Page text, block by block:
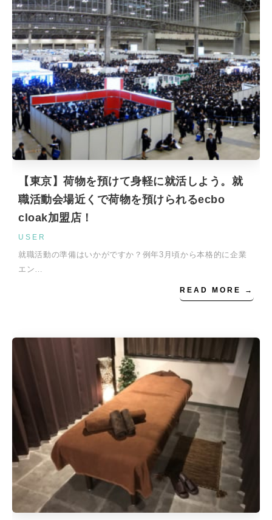
【東京】荷物を預けて身軽に就活しよう。就
職活動会場近くで荷物を預けられるecbo
cloak加盟店！
USER
就職活動の準備はいかがですか？例年3月頃から本格的に企業
エン…
READ MORE →